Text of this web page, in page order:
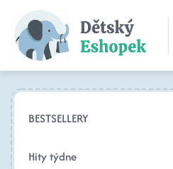
BESTSELLERY
Hity týdne